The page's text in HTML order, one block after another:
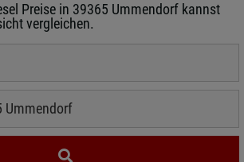
Preise in 39365 Ummendorf kannst
vergleichen.